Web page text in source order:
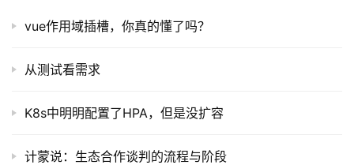
vue作用域插槽，你真的懂了吗？
从测试看需求
K8s中明明配置了HPA，但是没扩容
计蒙说：生态合作谈判的流程与阶段